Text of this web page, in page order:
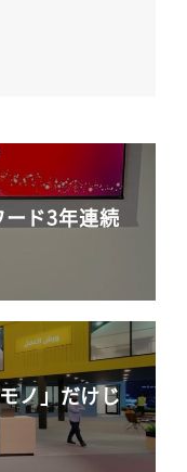
ード3年連続
ノ」だけじ